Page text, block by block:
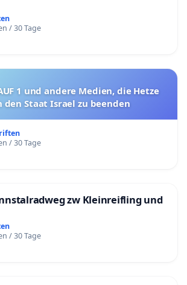
/ 30 Tage
1 und andere Medien, die Hetze
den Staat Israel zu beenden
/ 30 Tage
zw Kleinreifling und
/ 30 Tage